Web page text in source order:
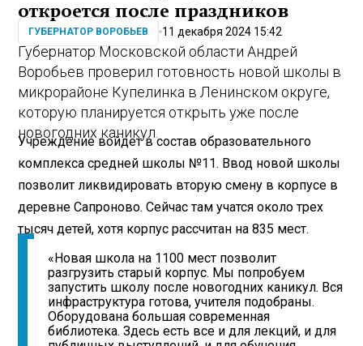
откроется после праздников
ГУБЕРНАТОР ВОРОБЬЕВ 11 декабря 2024 15:42
Губернатор Московской области Андрей
Воробьев проверил готовность новой школы в
микрорайоне Купелинка в Ленинском округе,
которую планируется открыть уже после
новогодних каникул.
Учреждение войдет в состав образовательного
комплекса средней школы №11. Ввод новой школы
позволит ликвидировать вторую смену в корпусе в
деревне Сапроново. Сейчас там учатся около трех
тысяч детей, хотя корпус рассчитан на 835 мест.
«Новая школа на 1100 мест позволит
разгрузить старый корпус. Мы попробуем
запустить школу после новогодних каникул. Вся
инфраструктура готова, учителя подобраны.
Оборудована большая современная
библиотека. Здесь есть все и для лекций, и для